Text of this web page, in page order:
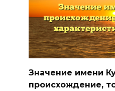
Значение имени
происхождение,